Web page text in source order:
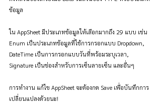
ข้อมูล
ใน AppSheet มีประเภทข้อมูลให้เลือกมากถึง 29 แบบ เช่น
Enum เป็นประเภทข้อมูลที่ใช้การกรอกแบบ Dropdown,
DateTime เป็นการกรอกแบบวันที่พร้อมระบุเวลา,
Signature เป็นช่องสำหรับการเซ็นลายเซ็น และอื่นๆ
การทำงาน แก้ไข AppSheet จะต้องกด Save เพื่อบันทึกการ
เปลี่ยนแปลงด้วยนะ!